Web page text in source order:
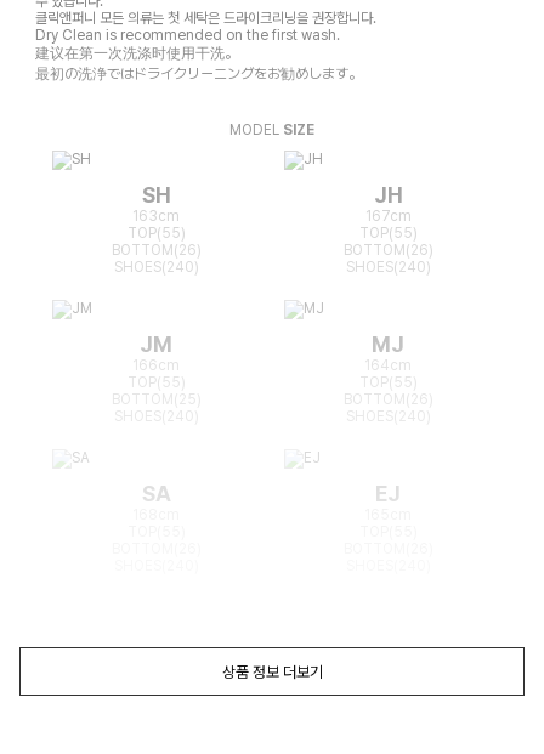
클릭앤퍼니 모든 의류는 첫 세탁은 드라이크리닝을 권장합니다.
Dry Clean is recommended on the first wash.
建议在第一次洗涤时使用干洗。
最初の洗浄ではドライクリーニングをお勧めします。
MODEL SIZE
SH
163cm
TOP(55)
BOTTOM(26)
SHOES(240)
JH
167cm
TOP(55)
BOTTOM(26)
SHOES(240)
JM
166cm
TOP(55)
BOTTOM(25)
MJ
164cm
TOP(55)
BOTTOM(26)
SA EJ
상품 정보 더보기